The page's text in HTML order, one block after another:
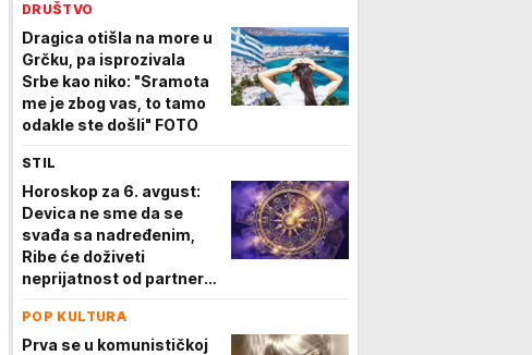
DRUŠTVO
Dragica otišla na more u
Grčku, pa isprozivala
Srbe kao niko: "Sramota
me je zbog vas, to tamo
odakle ste došli" FOTO
STIL
Horoskop za 6. avgust:
Devica ne sme da se
svađa sa nadređenim,
Ribe će doživeti
neprijatnost od partnera,
uspeh
POP KULTURA
Prva se u komunističkoj